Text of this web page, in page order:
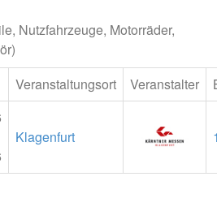
Nutzfahrzeuge, Motorräder,
Veranstaltungsort Veranstalter
Klagenfurt